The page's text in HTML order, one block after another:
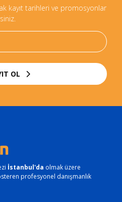
kayıt tarihleri ve promosyonlar
OL
İstanbul'da olmak üzere
profesyonel danışmanlık